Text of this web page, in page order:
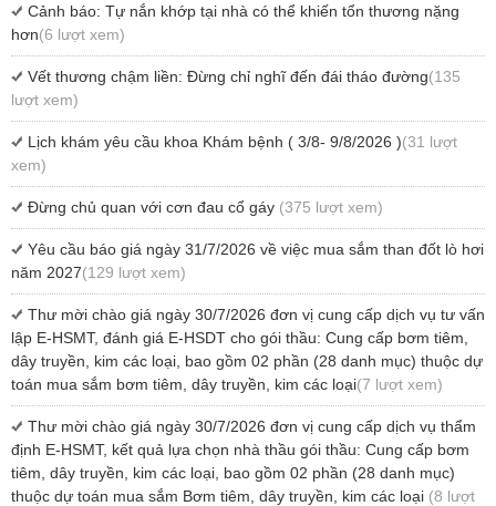
Cảnh báo: Tự nắn khớp tại nhà có thể khiến tổn thương nặng
hơn(6 lượt xem)
Vết thương chậm liền: Đừng chỉ nghĩ đến đái tháo đường(135
lượt xem)
Lịch khám yêu cầu khoa Khám bệnh ( 3/8- 9/8/2026 )(31 lượt
xem)
Đừng chủ quan với cơn đau cổ gáy (375 lượt xem)
Yêu cầu báo giá ngày 31/7/2026 về việc mua sắm than đốt lò hơi
năm 2027(129 lượt xem)
Thư mời chào giá ngày 30/7/2026 đơn vị cung cấp dịch vụ tư vấn
lập E-HSMT, đánh giá E-HSDT cho gói thầu: Cung cấp bơm tiêm,
dây truyền, kim các loại, bao gồm 02 phần (28 danh mục) thuộc dự
toán mua sắm bơm tiêm, dây truyền, kim các loại(7 lượt xem)
Thư mời chào giá ngày 30/7/2026 đơn vị cung cấp dịch vụ thẩm
định E-HSMT, kết quả lựa chọn nhà thầu gói thầu: Cung cấp bơm
tiêm, dây truyền, kim các loại, bao gồm 02 phần (28 danh mục)
thuộc dự toán mua sắm Bơm tiêm, dây truyền, kim các loại (8 lượt